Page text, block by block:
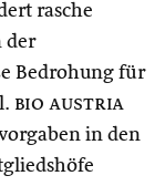
rasche
der
Bedrohung für
bio austria
in den